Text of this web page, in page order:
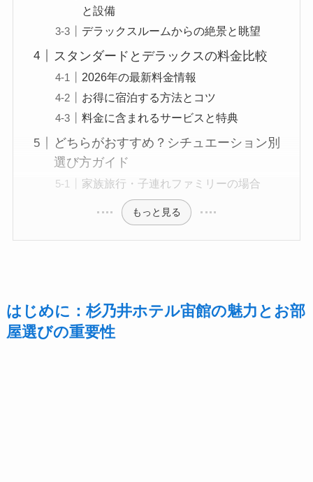
と設備
デラックスルームからの絶景と眺望
スタンダードとデラックスの料金比較
2026年の最新料金情報
お得に宿泊する方法とコツ
料金に含まれるサービスと特典
どちらがおすすめ？シチュエーション別
選び方ガイド
家族旅行・子連れファミリーの場合
もっと見る
はじめに：杉乃井ホテル宙館の魅力とお部
屋選びの重要性